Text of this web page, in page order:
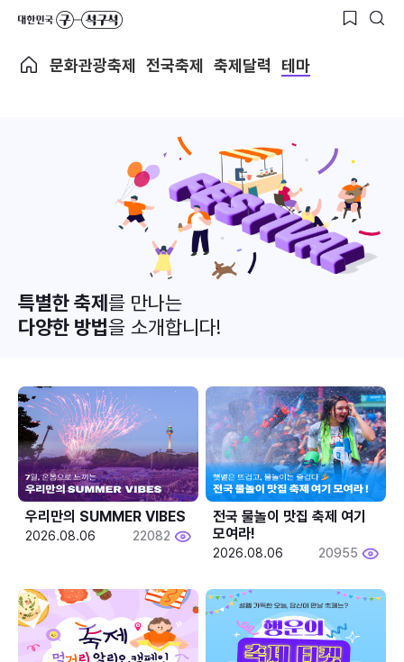
문화관광축제 전국축제 축제달력 테마
특별한 축제를 만나는
다양한 방법을 소개합니다!
우리만의 SUMMER VIBES
2026.08.06 22082
전국 물놀이 맛집 축제 여기
모여라!
2026.08.06 20955